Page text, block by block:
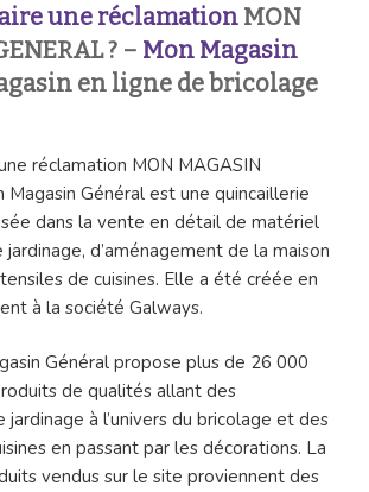
une réclamation MON
? – Mon Magasin
en ligne de bricolage
réclamation MON MAGASIN
Magasin Général est une quincaillerie
dans la vente en détail de matériel
d’aménagement de la maison
de cuisines. Elle a été créée en
à la société Galways.
Général propose plus de 26 000
de qualités allant des
à l’univers du bricolage et des
en passant par les décorations. La
vendus sur le site proviennent des